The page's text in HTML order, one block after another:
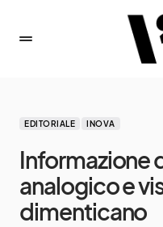
EDITORIALE INOVA
Informazione
analogico e
dimenticano